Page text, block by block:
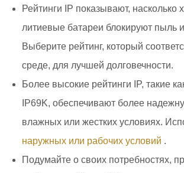
Рейтинги IP показывают, насколько
литиевые батареи блокируют пыль
Выберите рейтинг, который
среде, для лучшей долговечности.
Более высокие рейтинги IP, такие
IP69K, обеспечивают более
влажных или жестких условиях.
наружных или рабочих условий .
Подумайте о своих потребностях,